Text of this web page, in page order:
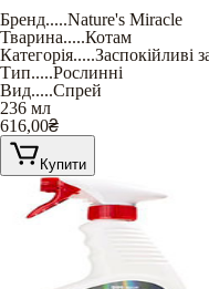
Бренд.....Nature's Miracle
Тварина.....Котам
Категорія.....Заспокійливі
Тип.....Рослинні
Вид.....Спрей
236 мл
616,00₴
Купити